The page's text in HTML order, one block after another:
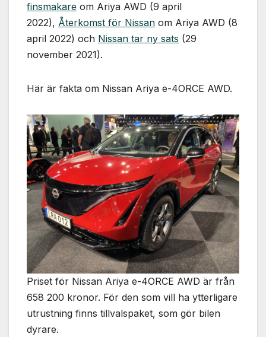
finsmakare om Ariya AWD (9 april
2022), Återkomst för Nissan om Ariya AWD (8
april 2022) och Nissan tar ny sats (29
november 2021).
Här är fakta om Nissan Ariya e-4ORCE AWD.
Priset för Nissan Ariya e-4ORCE AWD är från
658 200 kronor. För den som vill ha ytterligare
utrustning finns tillvalspaket, som gör bilen
dyrare.